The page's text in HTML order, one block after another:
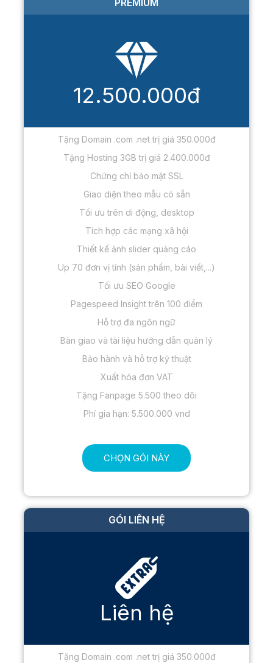
PREMIUM
12.500.000đ
Tặng Domain .com .net trị giá 350.000đ
Tặng Hosting 3GB trị giá 2.400.000đ
Chứng chỉ bảo mật SSL
Giao diện theo mẫu có sẵn
Tối ưu trên di động, desktop
Tích hợp các mạng xã hội
Thiết kế ảnh slider quảng cáo
Up 70 đơn vị tính (sản phẩm, bài viết,...)
Tối ưu SEO Google
Pagespeed Insight trên 100 điểm
Hỗ trợ đa ngôn ngữ
Bàn giao và tài liệu hướng dẫn quản lý
Bảo hành và hỗ trợ kỹ thuật
Xuất hóa đơn VAT
Tặng Fanpage 5.500 theo dõi
Phí gia hạn: 5.500.000 vnd
CHỌN GÓI NÀY
GÓI LIÊN HỆ
Liên hệ
Tặng Domain .com .net trị giá 350.000đ